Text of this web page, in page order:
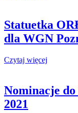
Statuetka
dla WGN
Czytaj więcej
Nominacje
2021